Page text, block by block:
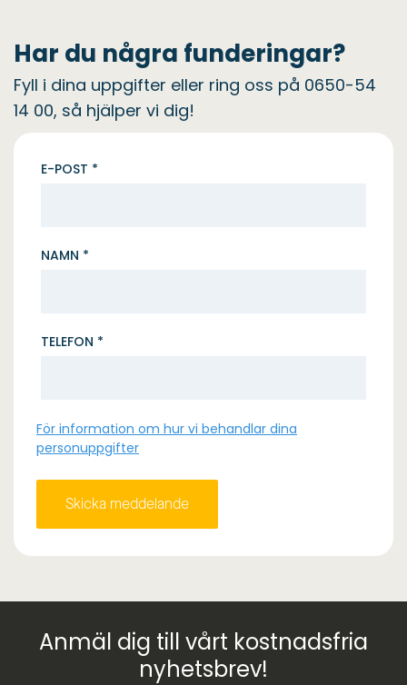
Har du några funderingar?
Fyll i dina uppgifter eller ring oss på 0650-54
14 00, så hjälper vi dig!
E-POST *
NAMN *
TELEFON *
För information om hur vi behandlar dina
personuppgifter
Anmäl dig till vårt kostnadsfria
nyhetsbrev!